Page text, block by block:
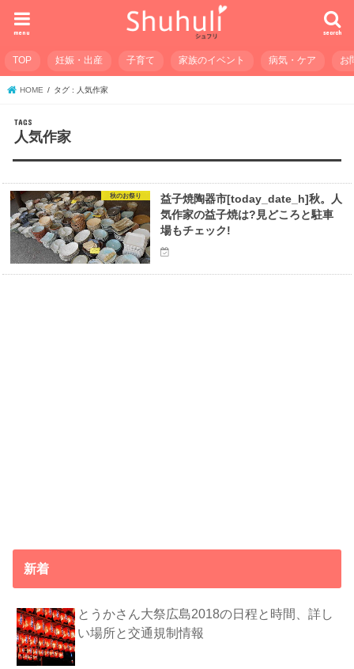
search
menu
TOP 妊娠・出産 子育て 家族のイベント 病気・ケア お
HOME タグ : 人気作家
人気作家
秋のお祭り
益子焼陶器市[today_date_h]秋。人
気作家の益子焼は?見どころと駐車
場もチェック!
新着
とうかさん大祭広島2018の日程と時間、詳し
い場所と交通規制情報